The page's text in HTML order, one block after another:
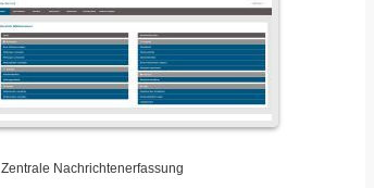
Zentrale Nachrichtenerfassung